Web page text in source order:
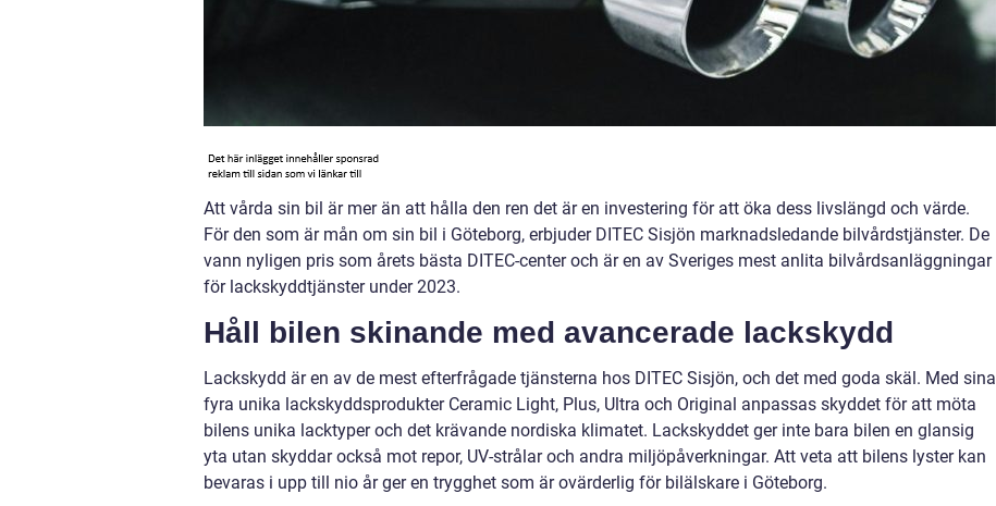
Att vårda sin bil är mer än att hålla den ren det är en investering för att öka dess livslängd och värde.
För den som är mån om sin bil i Göteborg, erbjuder DITEC Sisjön marknadsledande bilvårdstjänster. De
vann nyligen pris som årets bästa DITEC-center och är en av Sveriges mest anlita bilvårdsanläggningar
för lackskyddtjänster under 2023.
Håll bilen skinande med avancerade lackskydd
Lackskydd är en av de mest efterfrågade tjänsterna hos DITEC Sisjön, och det med goda skäl. Med sina
fyra unika lackskyddsprodukter Ceramic Light, Plus, Ultra och Original anpassas skyddet för att möta
bilens unika lacktyper och det krävande nordiska klimatet. Lackskyddet ger inte bara bilen en glansig
yta utan skyddar också mot repor, UV-strålar och andra miljöpåverkningar. Att veta att bilens lyster kan
bevaras i upp till nio år ger en trygghet som är ovärderlig för bilälskare i Göteborg.